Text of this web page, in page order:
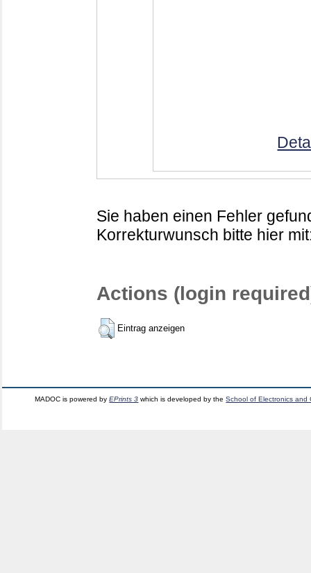
Sie haben einen Fehler
Korrekturwunsch bitte hier
Actions (login
Eintrag anzeigen
MADOC is powered byEPrints 3 which is developed by theSchool of Electronics and